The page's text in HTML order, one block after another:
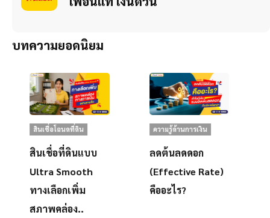
บทความยอดนิยม
สินเชื่อโฉนดที่ดิน
สินเชื่อที่ดินแบบ
Ultra Smooth
ทางเลือกเพิ่ม
สภาพคล่อง..
ความรู้ด้านการเงิน
ลดต้นลดดอก
(Effective Rate)
คืออะไร?